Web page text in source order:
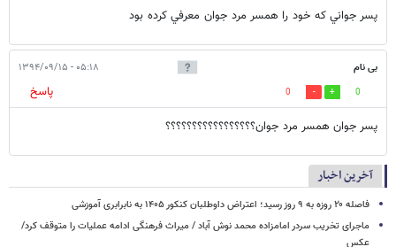
پسر جواني كه خود را همسر مرد جوان معرفي كرده بود
بی نام ۰۵:۱۸ - ۱۳۹۴/۰۹/۱۵
0
0
پاسخ
پسر جوان همسر مرد جوان؟؟؟؟؟؟؟؟؟؟؟؟؟؟؟؟؟
آخرین اخبار
فاصله ۲۰ روزه به ۹ روز رسید؛ اعتراض داوطلبان کنکور ۱۴۰۵ به نابرابری آموزشی
ماجرای تخریب سردر امامزاده محمد نوش ‌آباد / میراث فرهنگی ادامه عملیات را متوقف کرد/
عکس